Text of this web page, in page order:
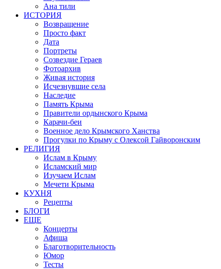
Ана тили
ИСТОРИЯ
Возвращение
Просто факт
Дата
Портреты
Созвездие Гераев
Фотоархив
Живая история
Исчезнувшие села
Наследие
Память Крыма
Правители ордынского Крыма
Карачи-беи
Военное дело Крымского Ханства
Прогулки по Крыму с Олексой Гайворонским
РЕЛИГИЯ
Ислам в Крыму
Исламский мир
Изучаем Ислам
Мечети Крыма
КУХНЯ
Рецепты
БЛОГИ
ЕЩЕ
Концерты
Афиша
Благотворительность
Юмор
Тесты